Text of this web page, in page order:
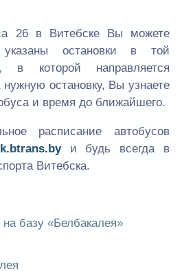
26 в Витебске Вы можете
остановки в той
в которой направляется
остановку, Вы узнаете
и время до ближайшего.
расписание автобусов
и будь всегда в
Витебска.
на базу «Белбакалея»